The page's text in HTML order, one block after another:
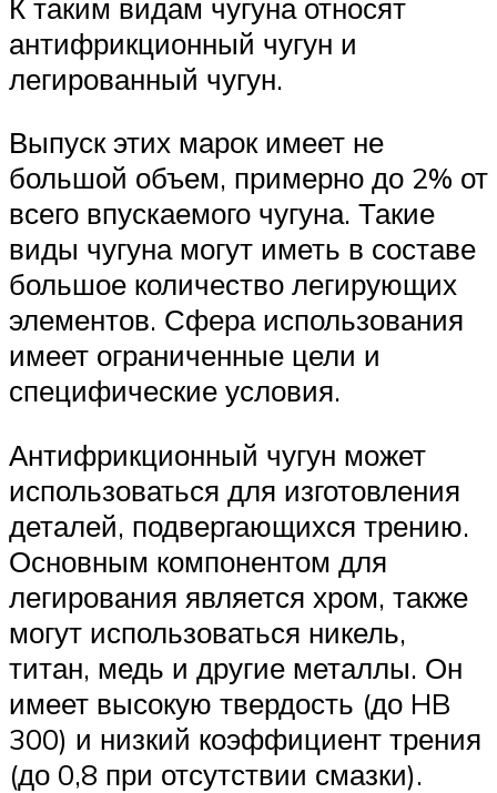
К таким видам чугуна относят
антифрикционный чугун и
легированный чугун.
Выпуск этих марок имеет не
большой объем, примерно до 2% от
всего впускаемого чугуна. Такие
виды чугуна могут иметь в составе
большое количество легирующих
элементов. Сфера использования
имеет ограниченные цели и
специфические условия.
Антифрикционный чугун может
использоваться для изготовления
деталей, подвергающихся трению.
Основным компонентом для
легирования является хром, также
могут использоваться никель,
титан, медь и другие металлы. Он
имеет высокую твердость (до HB
300) и низкий коэффициент трения
(до 0,8 при отсутствии смазки).